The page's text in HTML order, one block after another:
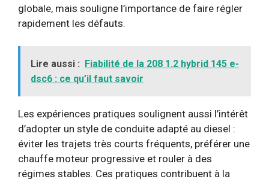
globale, mais souligne l’importance de faire régler
rapidement les défauts.
Lire aussi : Fiabilité de la 208 1.2 hybrid 145 e-
dsc6 : ce qu’il faut savoir
Les expériences pratiques soulignent aussi l’intérêt
d’adopter un style de conduite adapté au diesel :
éviter les trajets très courts fréquents, préférer une
chauffe moteur progressive et rouler à des
régimes stables. Ces pratiques contribuent à la